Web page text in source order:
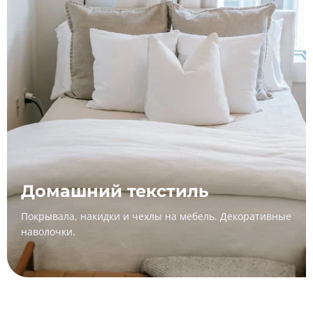
Домашний текстиль
Покрывала, накидки и чехлы на мебель. Декоративные
наволочки.